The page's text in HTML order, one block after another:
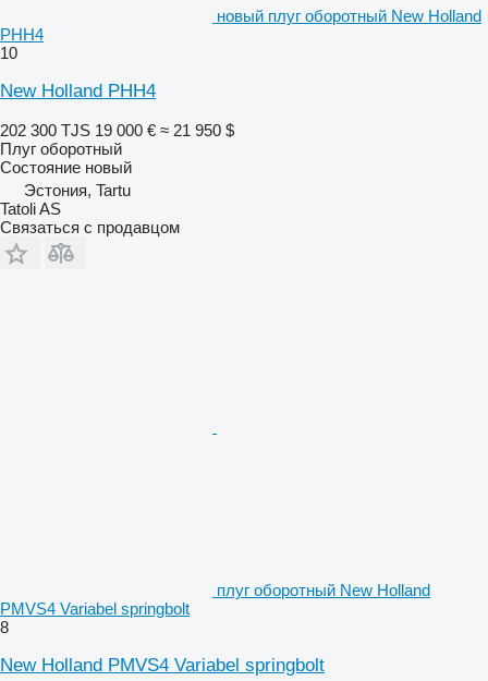
новый плуг оборотный New Holland
PHH4
10
New Holland PHH4
202 300 TJS 19 000 € ≈ 21 950 $
Плуг оборотный
Состояние новый
Эстония, Tartu
Tatoli AS
Связаться с продавцом
плуг оборотный New Holland
PMVS4 Variabel springbolt
8
New Holland PMVS4 Variabel springbolt